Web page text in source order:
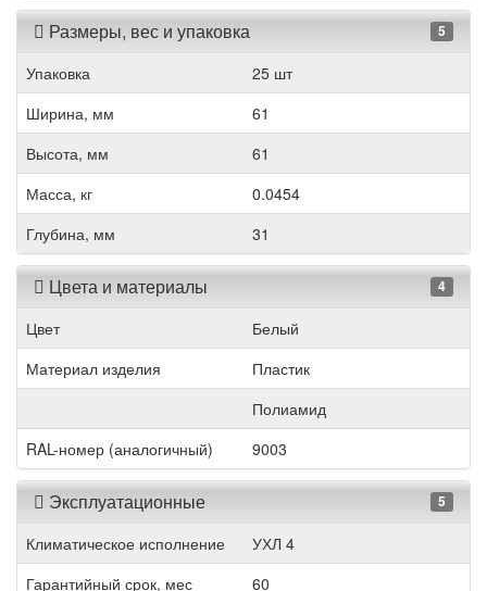
Размеры, вес и упаковка 5
Упаковка
25 шт
Ширина, мм
61
Высота, мм
61
Масса, кг
0.0454
Глубина, мм
31
Цвета и материалы 4
Цвет
Белый
Материал изделия
Пластик
Полиамид
RAL-номер (аналогичный)
9003
Эксплуатационные 5
Климатическое исполнение
УХЛ 4
Гарантийный срок, мес
60